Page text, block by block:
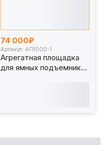
74 000₽
Артикул: АП1000-1
Агрегатная площадка
для ямных подъемников